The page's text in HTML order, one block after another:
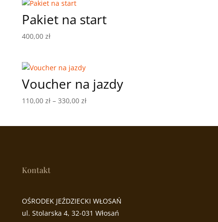
480,00 zł.
Pakiet na start
400,00 zł
Voucher na jazdy
110,00 zł – 330,00 złZakres
Kontakt
OŚRODEK JEŹDZIECKI WŁOSAŃ
ul. Stolarska 4, 32-031 Włosań